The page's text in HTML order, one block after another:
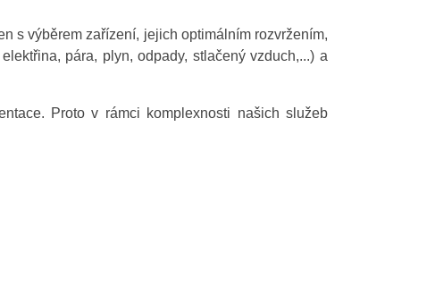
s výběrem zařízení, jejich optimálním rozvržením,
pára, plyn, odpady, stlačený vzduch,...) a
Proto v rámci komplexnosti našich služeb